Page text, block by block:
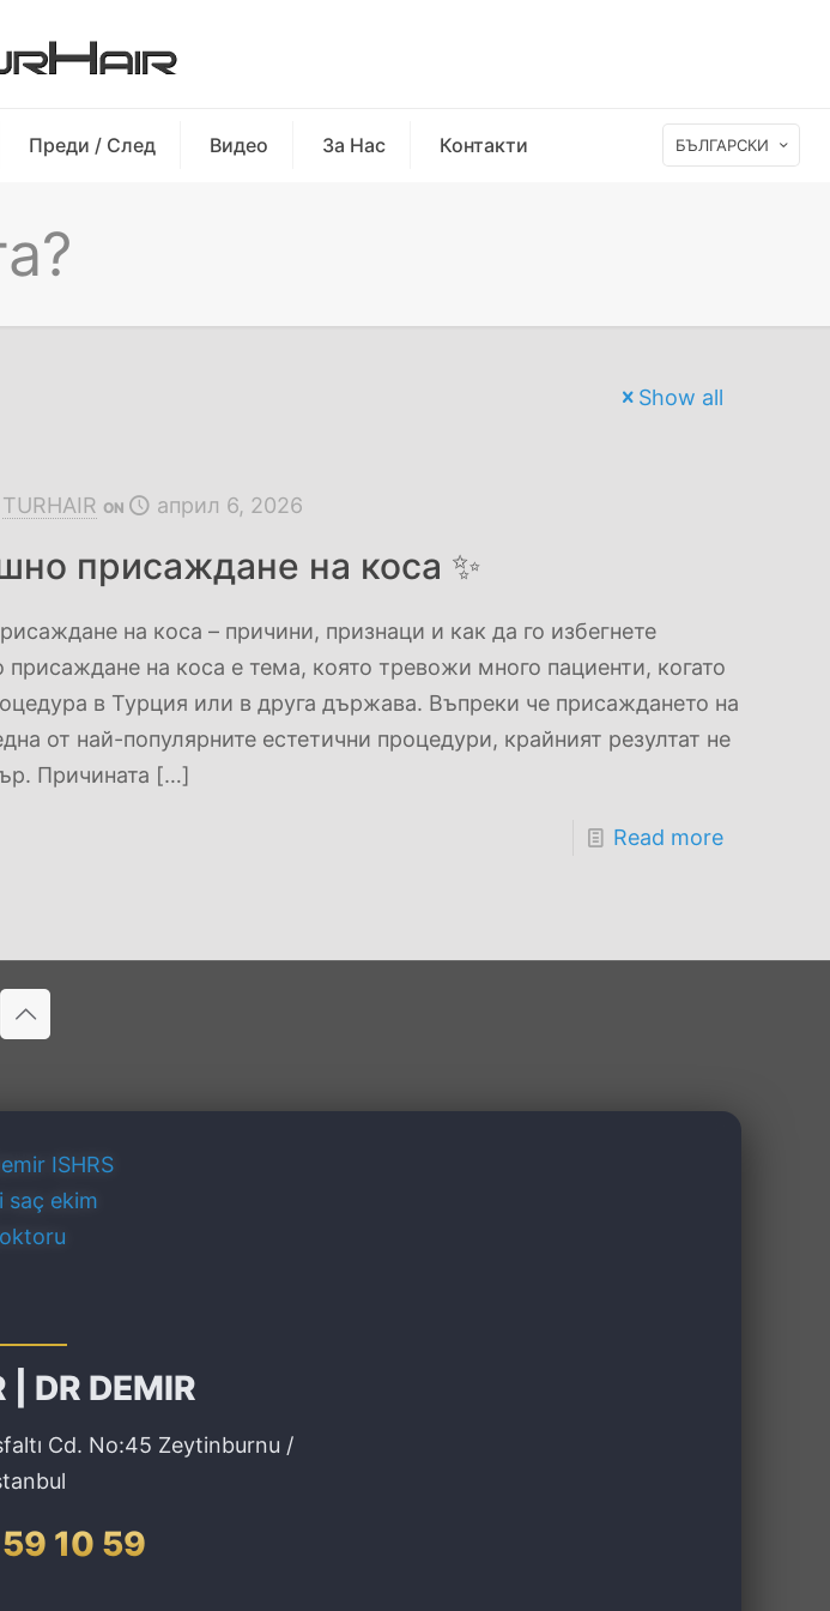
Преди / След Видео За Нас Контакти БЪЛГАРСКИ
Show all
TURHAIR ON април 6, 2026
присаждане на коса ✨
на коса – причини, признаци и как да го избегнете
присаждане на коса е тема, която тревожи много пациенти, когато
в Турция или в друга държава. Въпреки че присаждането на
от най-популярните естетични процедури, крайният резултат не
Причината […]
Read more
| DR DEMIR
Cd. No:45 Zeytinburnu /
10 59